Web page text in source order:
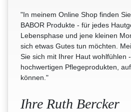
"In meinem Online Shop finden
BABOR Produkte - für jedes
Lebensphase und jene kleinen
sich etwas Gutes tun möchten.
Sie sich mit Ihrer Haut wohlfühlen
hochwertigen Pflegeprodukten,
können."
Ihre Ruth Bercker